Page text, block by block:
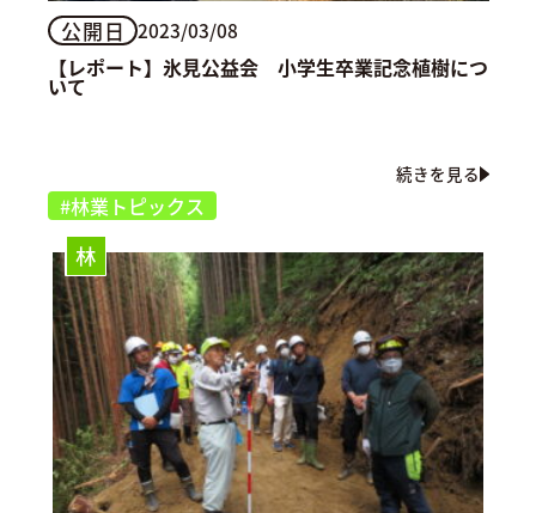
公開日 2023/03/08
【レポート】氷見公益会 小学生卒業記念植樹につ
いて
続きを見る
#林業トピックス
林